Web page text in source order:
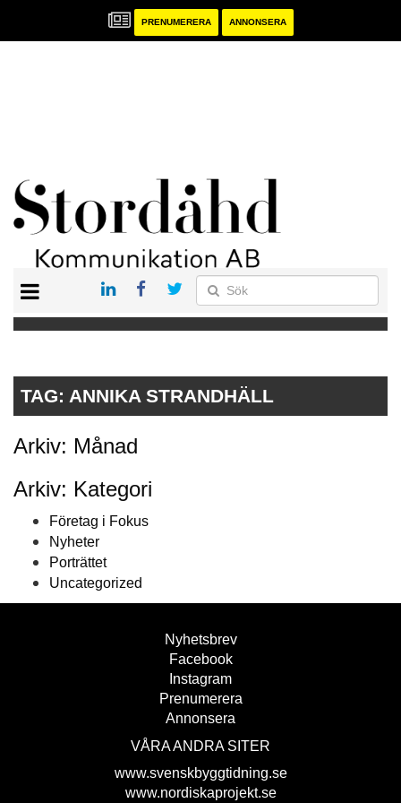
PRENUMERERA ANNONSERA
TAG: ANNIKA STRANDHÄLL
Arkiv: Månad
Arkiv: Kategori
Företag i Fokus
Nyheter
Porträttet
Uncategorized
Nyhetsbrev
Facebook
Instagram
Prenumerera
Annonsera
VÅRA ANDRA SITER
www.svenskbyggtidning.se
www.nordiskaprojekt.se